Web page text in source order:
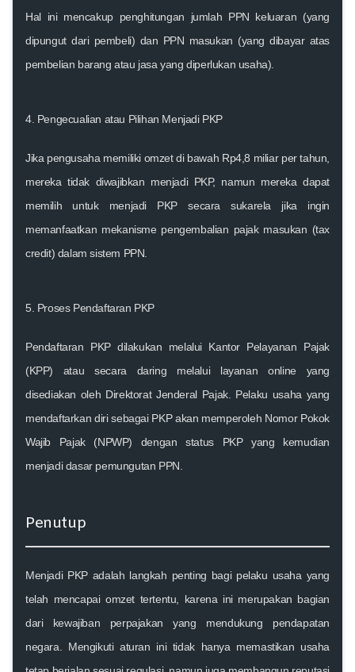
Hal ini mencakup penghitungan jumlah PPN keluaran (yang
dipungut dari pembeli) dan PPN masukan (yang dibayar atas
pembelian barang atau jasa yang diperlukan usaha).
4. Pengecualian atau Pilihan Menjadi PKP
Jika pengusaha memiliki omzet di bawah Rp4,8 miliar per tahun,
mereka tidak diwajibkan menjadi PKP, namun mereka dapat
memilih untuk menjadi PKP secara sukarela jika ingin
memanfaatkan mekanisme pengembalian pajak masukan (tax
credit) dalam sistem PPN.
5. Proses Pendaftaran PKP
Pendaftaran PKP dilakukan melalui Kantor Pelayanan Pajak
(KPP) atau secara daring melalui layanan online yang
disediakan oleh Direktorat Jenderal Pajak. Pelaku usaha yang
mendaftarkan diri sebagai PKP akan memperoleh Nomor Pokok
Wajib Pajak (NPWP) dengan status PKP yang kemudian
menjadi dasar pemungutan PPN.
Penutup
Menjadi PKP adalah langkah penting bagi pelaku usaha yang
telah mencapai omzet tertentu, karena ini merupakan bagian
dari kewajiban perpajakan yang mendukung pendapatan
negara. Mengikuti aturan ini tidak hanya memastikan usaha